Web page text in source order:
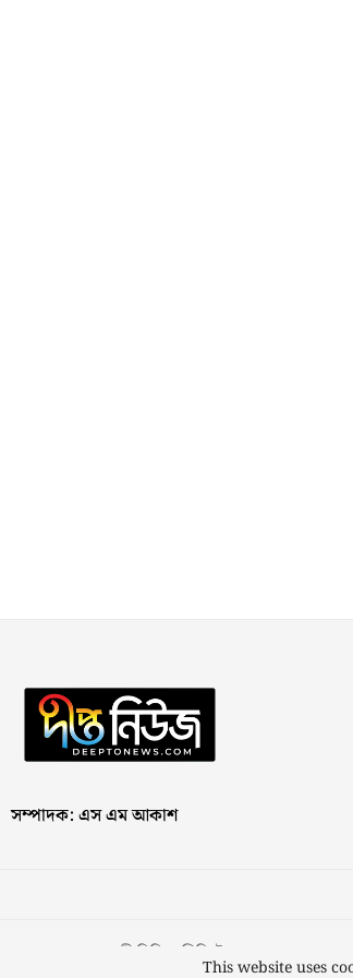
সম্পাদক: এস এম আকাশ
স্বত্ব © ২০২৩ কাজী মিডিয়া লিমিটেডThis website uses